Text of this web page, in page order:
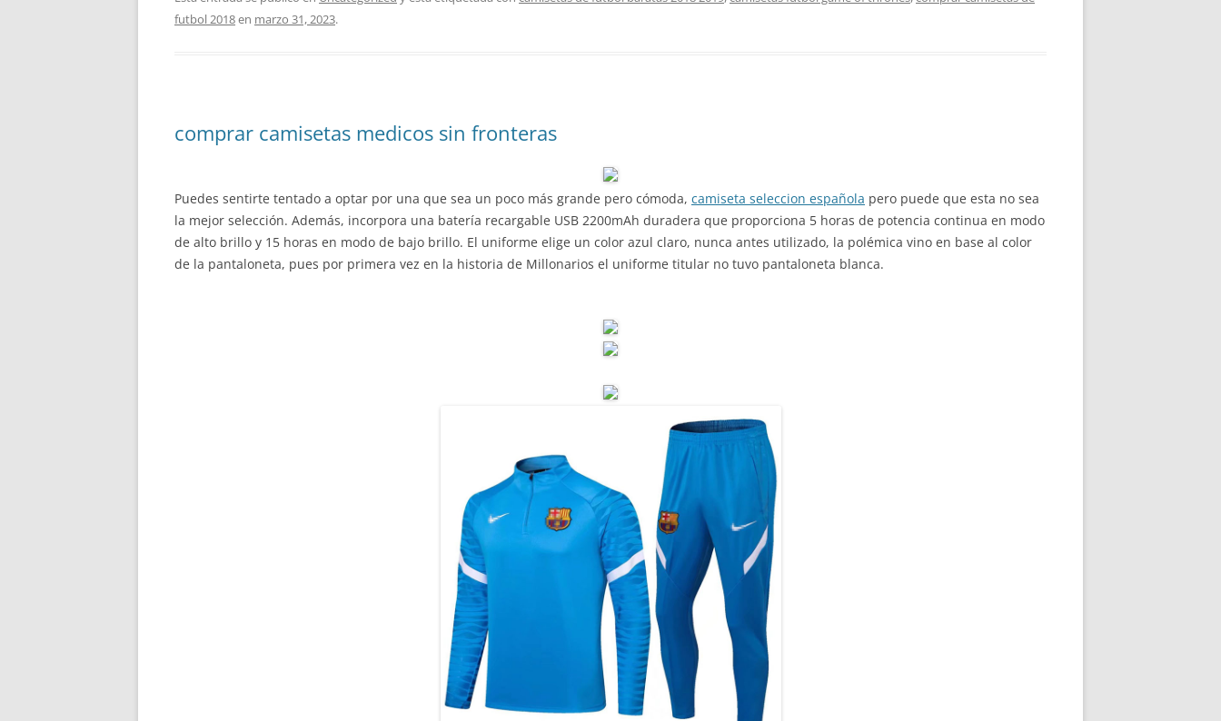
futbol 2018en marzo 31, 2023.
comprar camisetas medicos sin fronteras
Puedes sentirte tentado a optar por una que sea un poco más grande pero cómoda, camiseta seleccion española pero puede que esta no sea
la mejor selección. Además, incorpora una batería recargable USB 2200mAh duradera que proporciona 5 horas de potencia continua en modo
de alto brillo y 15 horas en modo de bajo brillo. El uniforme elige un color azul claro, nunca antes utilizado, la polémica vino en base al color
de la pantaloneta, pues por primera vez en la historia de Millonarios el uniforme titular no tuvo pantaloneta blanca.